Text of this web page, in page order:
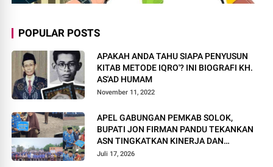
POPULAR POSTS
APAKAH ANDA TAHU SIAPA PENYUSUN
KITAB METODE IQRO'? INI BIOGRAFI KH.
AS'AD HUMAM
November 11, 2022
APEL GABUNGAN PEMKAB SOLOK,
BUPATI JON FIRMAN PANDU TEKANKAN
ASN TINGKATKAN KINERJA DAN
PELAYANAN MASYARAKAT.
Juli 17, 2026